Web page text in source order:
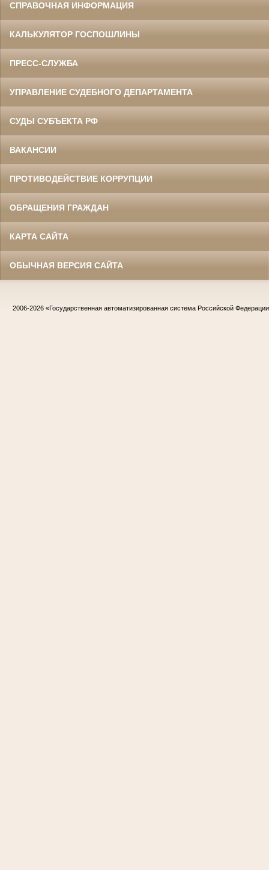
СПРАВОЧНАЯ ИНФОРМАЦИЯ
КАЛЬКУЛЯТОР ГОСПОШЛИНЫ
ПРЕСС-СЛУЖБА
УПРАВЛЕНИЕ СУДЕБНОГО ДЕПАРТАМЕНТА
СУДЫ СУБЪЕКТА РФ
ВАКАНСИИ
ПРОТИВОДЕЙСТВИЕ КОРРУПЦИИ
ОБРАЩЕНИЯ ГРАЖДАН
КАРТА САЙТА
ОБЫЧНАЯ ВЕРСИЯ САЙТА
2006-2026 «Государственная автоматизированная система Российской